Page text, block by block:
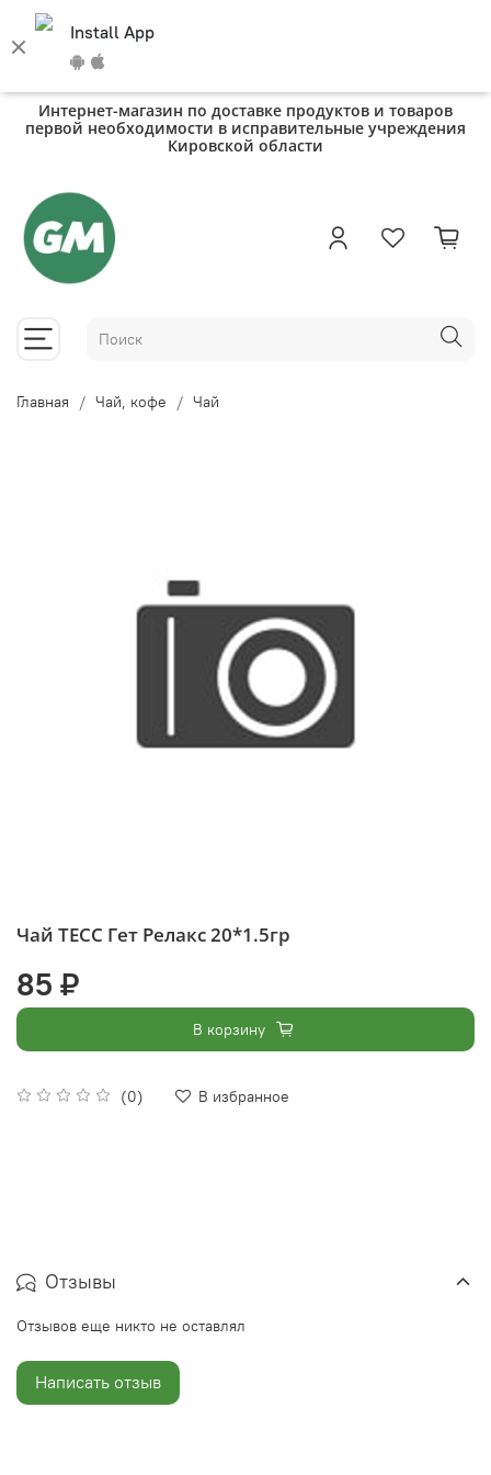
Install App
Интернет-магазин по доставке продуктов и товаров
первой необходимости в исправительные учреждения
Кировской области
Главная Чай, кофе Чай
Чай ТЕСС Гет Релакс 20*1.5гр
(0) В избранное
85 ₽
В корзину
Отзывы
Отзывов еще никто не оставлял
Написать отзыв